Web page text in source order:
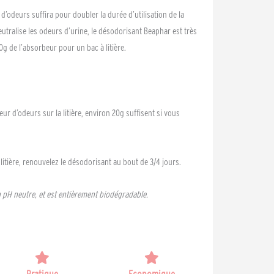
suffira pour doubler la durée d’utilisation de la
les odeurs d’urine, le désodorisant Beaphar est très
de l’absorbeur pour un bac à litière.
d’odeurs sur la litière, environ 20g suffisent si vous
renouvelez le désodorisant au bout de 3/4 jours.
neutre, et est entièrement biodégradable.